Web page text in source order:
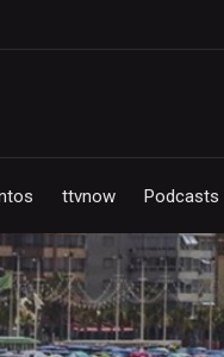
ttvnow Podcasts